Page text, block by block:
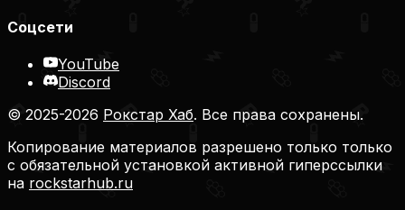
Соцсети
YouTube
Discord
© 2025-2026 Рокстар Хаб. Все права сохранены.
Копирование материалов разрешено только только
с обязательной установкой активной гиперссылки
на rockstarhub.ru